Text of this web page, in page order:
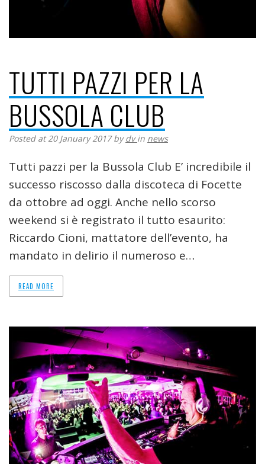
TUTTI PAZZI PER LA
BUSSOLA CLUB
Posted at 20 January 2017 bydvin news
Tutti pazzi per la Bussola Club E’ incredibile il
successo riscosso dalla discoteca di Focette
da ottobre ad oggi. Anche nello scorso
weekend si è registrato il tutto esaurito:
Riccardo Cioni, mattatore dell’evento, ha
mandato in delirio il numeroso e…
READ MORE